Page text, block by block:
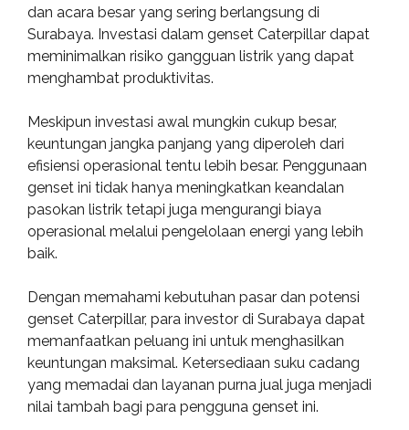
dan acara besar yang sering berlangsung di
Surabaya. Investasi dalam genset Caterpillar dapat
meminimalkan risiko gangguan listrik yang dapat
menghambat produktivitas.
Meskipun investasi awal mungkin cukup besar,
keuntungan jangka panjang yang diperoleh dari
efisiensi operasional tentu lebih besar. Penggunaan
genset ini tidak hanya meningkatkan keandalan
pasokan listrik tetapi juga mengurangi biaya
operasional melalui pengelolaan energi yang lebih
baik.
Dengan memahami kebutuhan pasar dan potensi
genset Caterpillar, para investor di Surabaya dapat
memanfaatkan peluang ini untuk menghasilkan
keuntungan maksimal. Ketersediaan suku cadang
yang memadai dan layanan purna jual juga menjadi
nilai tambah bagi para pengguna genset ini.